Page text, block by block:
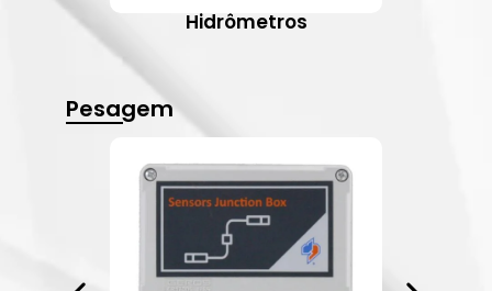
Hidrômetros
Pesagem